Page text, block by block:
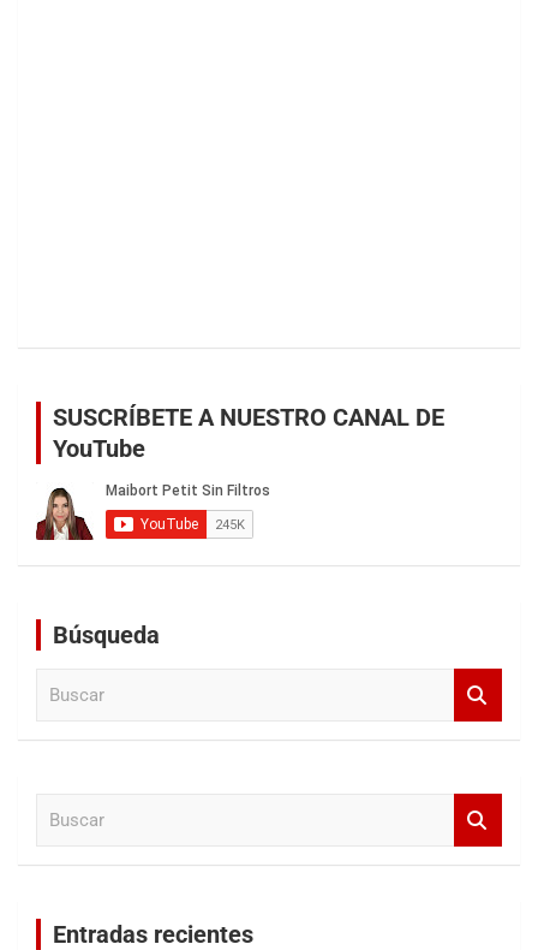
SUSCRÍBETE A NUESTRO CANAL DE
YouTube
Búsqueda
Entradas recientes